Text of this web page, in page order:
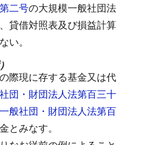
二号の大規模一般社団法
貸借対照表及び損益計算
い。
際現に存する基金又は代
団・財団法人法第百三十
一般社団・財団法人法第百
とみなす。